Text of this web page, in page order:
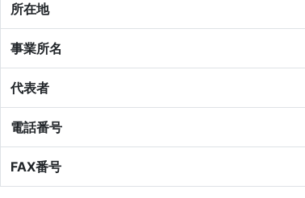
所在地
事業所名
代表者
電話番号
FAX番号